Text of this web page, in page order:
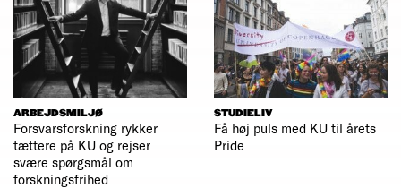
ARBEJDSMILJØ
Forsvarsforskning rykker
tættere på KU og rejser
svære spørgsmål om
forskningsfrihed
STUDIELIV
Få høj puls med KU til årets
Pride